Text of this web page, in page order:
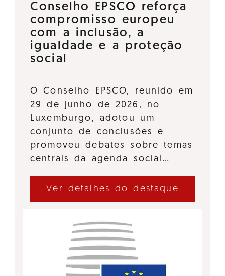
Conselho EPSCO reforça
compromisso europeu
com a inclusão, a
igualdade e a proteção
social
O Conselho EPSCO, reunido em
29 de junho de 2026, no
Luxemburgo, adotou um
conjunto de conclusões e
promoveu debates sobre temas
centrais da agenda social…
Ver detalhes do destaque